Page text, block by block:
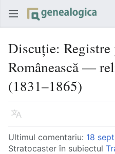
Discuție:
Românească —
(1831–1865)
Limbă
Ultimul comentariu: 18
Stratocaster în subiectul